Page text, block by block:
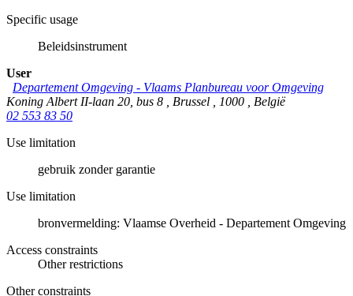
Specific usage
Beleidsinstrument
User
Departement Omgeving - Vlaams Planbureau voor Omgeving
Koning Albert II-laan 20, bus 8
Brussel 1000
België
02 553 83 50
Use limitation
gebruik zonder garantie
Use limitation
bronvermelding: Vlaamse Overheid - Departement Omgeving
Access constraints
Other restrictions
Other constraints